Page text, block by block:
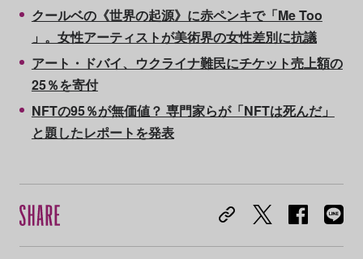
クールベの《世界の起源》に赤ペンキで「Me Too
」。女性アーティストが美術界の女性差別に抗議
アート・ドバイ、ウクライナ難民にチケット売上額の
25％を寄付
NFTの95％が無価値？ 専門家らが「NFTは死んだ」
と題したレポートを発表